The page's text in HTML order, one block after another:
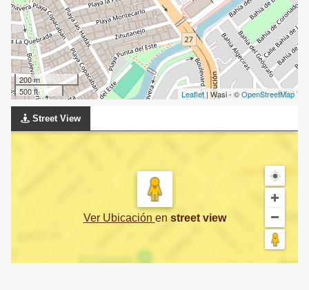
200 m
500 ft
Leaflet | Wasi - ©OpenStreetMap
Street View
Ver Ubicación en street view